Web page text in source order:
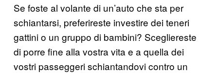
Se foste al volante di un’auto che sta per
schiantarsi, preferireste investire dei teneri
gattini o un gruppo di bambini? Scegliereste
di porre fine alla vostra vita e a quella dei
vostri passeggeri schiantandovi contro un